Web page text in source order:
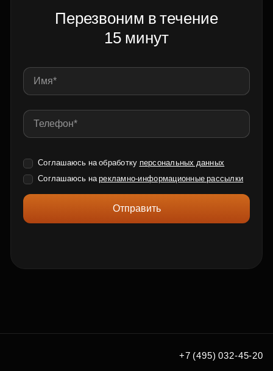
Перезвоним в течение
15 минут
Соглашаюсь на обработку персональных данных
Соглашаюсь нарекламно-информационные рассылки
Отправить
+7 (495) 032-45-20